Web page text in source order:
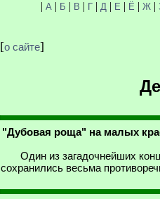
| А | Б | В | Г| Д | Е | Ё | Ж|
[о сайте]
"Дубовая роща" на малых
Один из загадочнейших
сохранились весьма